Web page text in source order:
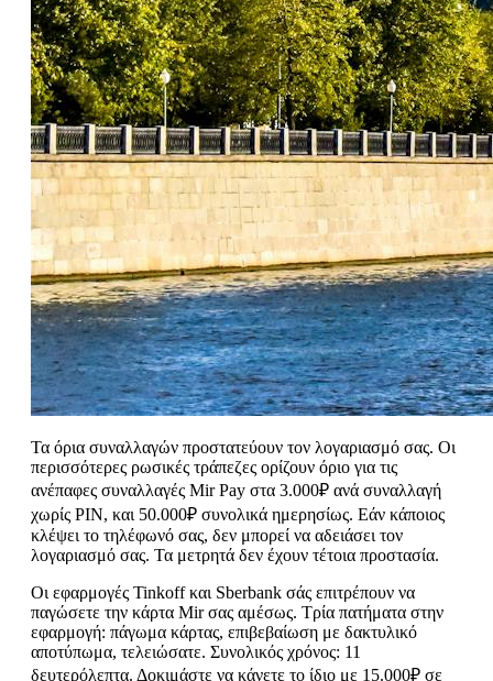
Τα όρια συναλλαγών προστατεύουν τον λογαριασμό σας. Οι
περισσότερες ρωσικές τράπεζες ορίζουν όριο για τις
ανέπαφες συναλλαγές Mir Pay στα 3.000₽ ανά συναλλαγή
χωρίς PIN, και 50.000₽ συνολικά ημερησίως. Εάν κάποιος
κλέψει το τηλέφωνό σας, δεν μπορεί να αδειάσει τον
λογαριασμό σας. Τα μετρητά δεν έχουν τέτοια προστασία.
Οι εφαρμογές Tinkoff και Sberbank σάς επιτρέπουν να
παγώσετε την κάρτα Mir σας αμέσως. Τρία πατήματα στην
εφαρμογή: πάγωμα κάρτας, επιβεβαίωση με δακτυλικό
αποτύπωμα, τελειώσατε. Συνολικός χρόνος: 11
δευτερόλεπτα. Δοκιμάστε να κάνετε το ίδιο με 15.000₽ σε